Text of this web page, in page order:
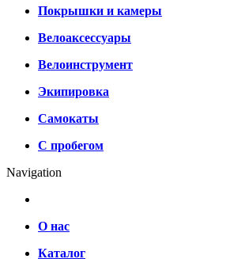
Покрышки и камеры
Велоаксессуары
Велоинструмент
Экипировка
Самокаты
С пробегом
Navigation
О нас
Каталог